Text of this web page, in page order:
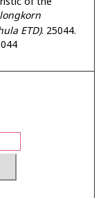
ETD). 25044.